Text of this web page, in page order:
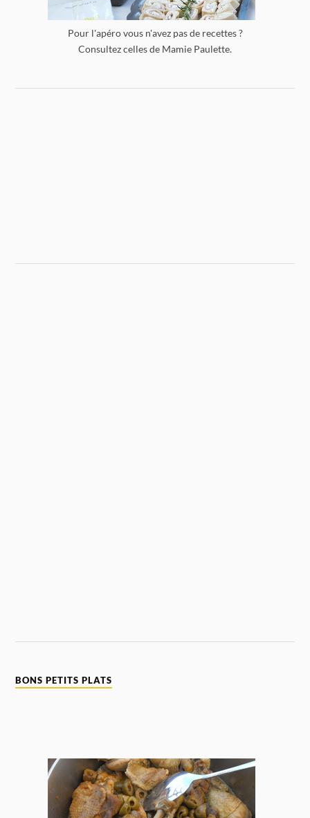
Pour l'apéro vous n'avez pas de recettes ?
Consultez celles de Mamie Paulette.
BONS PETITS PLATS